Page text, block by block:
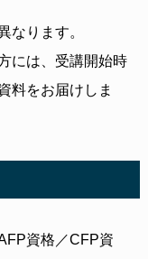
なります。
には、受講開始時
料をお届けしま
資格／CFP資